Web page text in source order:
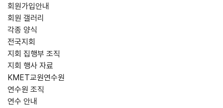
회원가입안내
회원 갤러리
각종 양식
전국지회
지회 집행부 조직
지회 행사 자료
KMET교원연수원
연수원 조직
연수 안내